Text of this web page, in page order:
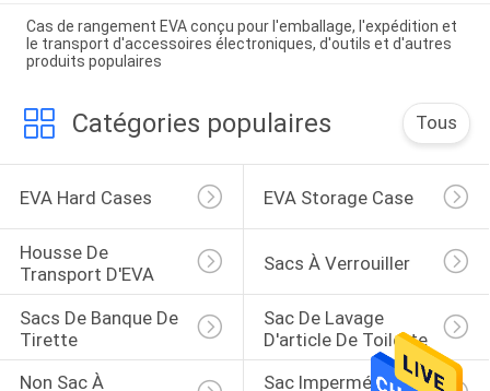
Cas de rangement EVA conçu pour l'emballage, l'expédition et
le transport d'accessoires électroniques, d'outils et d'autres
produits populaires
Catégories populaires Tous
EVA Hard Cases EVA Storage Case
Housse De
Transport D'EVA
Sacs À Verrouiller
Sacs De Banque De
Tirette
Sac De Lavage
D'article De Toilette
Non Sac À
Sac Imperméable De